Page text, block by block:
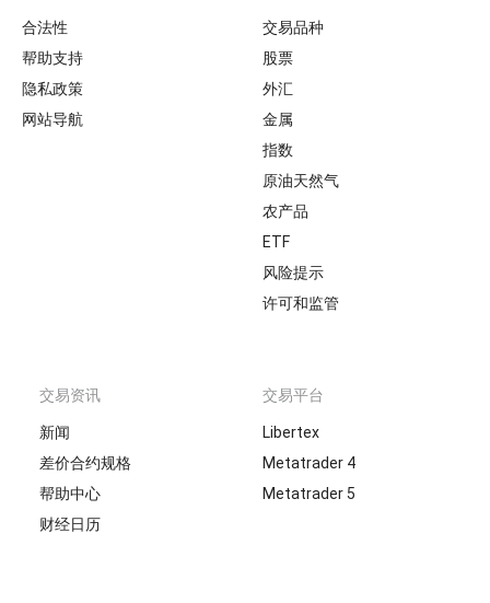
Footer
合法性
帮助支持
隐私政策
网站导航
交易品种
股票
外汇
金属
指数
原油天然气
农产品
ETF
风险提示
许可和监管
交易资讯
新闻
差价合约规格
帮助中心
财经日历
交易平台
Libertex
Metatrader 4
Metatrader 5